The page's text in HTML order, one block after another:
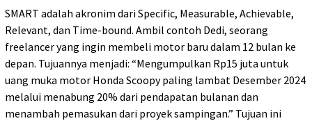
SMART adalah akronim dari Specific, Measurable, Achievable,
Relevant, dan Time-bound. Ambil contoh Dedi, seorang
freelancer yang ingin membeli motor baru dalam 12 bulan ke
depan. Tujuannya menjadi: “Mengumpulkan Rp15 juta untuk
uang muka motor Honda Scoopy paling lambat Desember 2024
melalui menabung 20% dari pendapatan bulanan dan
menambah pemasukan dari proyek sampingan.” Tujuan ini